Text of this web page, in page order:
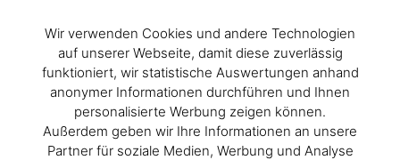
Wir verwenden Cookies und andere Technologien
auf unserer Webseite, damit diese zuverlässig
funktioniert, wir statistische Auswertungen anhand
anonymer Informationen durchführen und Ihnen
personalisierte Werbung zeigen können.
Außerdem geben wir Ihre Informationen an unsere
Partner für soziale Medien, Werbung und Analyse